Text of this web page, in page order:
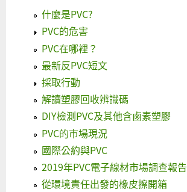
什麼是PVC?
PVC的危害
PVC在哪裡？
最新反PVC短文
採取行動
解讀塑膠回收辨識碼
DIY檢測PVC及其他含鹵素塑膠
PVC的市場現況
國際公約與PVC
2019年PVC電子線材市場調查報告
從環境責任出發的橡皮擦開箱